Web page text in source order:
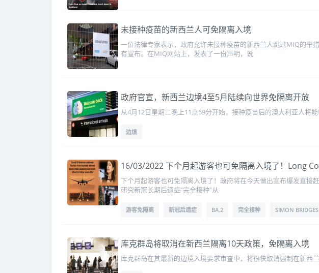
未接种疫苗的新西兰人可免隔离入境
一位法律专家表示，政府允许未接种疫苗的新西兰人跳过MIQ的
有宣布。在MIQ网站上，发表了一份声明，说
政府官宣，新西兰边境4至5月陆续向世界免隔离开放
从4月12日星期二晚上11点59分开始，接种疫苗后的澳大利亚人将
边境
16/03/2022 下个月起游客也可免隔离入境了！Long
下个月起游客也可免隔离入境了！政府将在今天做出宣布爆发直接
研究新冠长期后遗症“完全接种”从
游客免隔离 新冠后遗症 BA.2 完全接种 SIMON BRIDGES
库克群岛将取消在新西兰隔离10天政策，免隔离入境
库克群岛在其最新的边境入境要求审查中，将很快取消强制在新西